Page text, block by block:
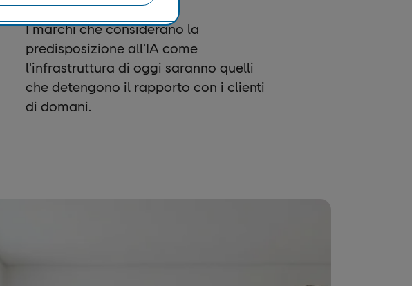
I marchi che considerano la
predisposizione all'IA come
l'infrastruttura di oggi saranno quelli
che detengono il rapporto con i clienti
di domani.